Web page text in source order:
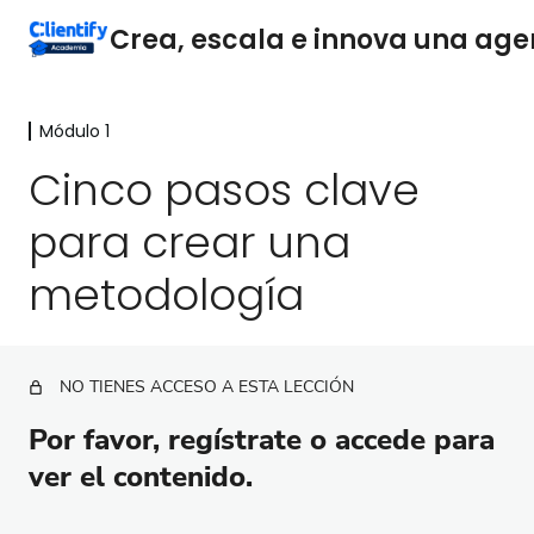
Módulo 1
Del autoempleo a una empresa escalable
Cinco pasos clave para crear una metodología
Consejos para implementar una metodología en
crecimiento
6 lecciones
1 lección
Certificación
Módulo 1
Cinco pasos clave
para crear una
metodología
NO TIENES ACCESO A ESTA LECCIÓN
Por favor, regístrate o accede para
ver el contenido.